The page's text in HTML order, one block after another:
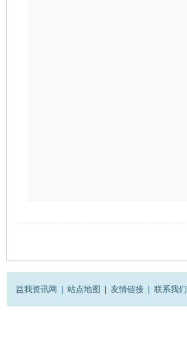
益我资讯网 站点地图 友情链接 联系我们